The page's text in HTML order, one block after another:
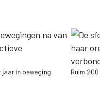
jaar in beweging
Ruim